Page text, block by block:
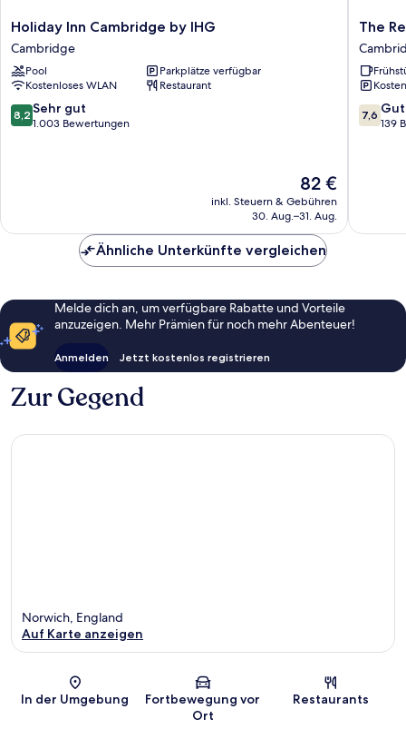
Holiday
Inn
Cambridge
by
IHG
Cambridge
Holiday Inn Cambridge by IHG
Cambridge
Pool
Parkplätze verfügbar
Kostenloses WLAN
Restaurant
8.2
von
8,2 Sehr gut
1.003 Bewertungen
Der
Preis
beträgt
82 €
inkl. Steuern & Gebühren
30. Aug.–31. Aug.
The
Red
Lion
The
7.6
von
7,6 Gut
139
Ähnliche Unterkünfte vergleichen
Melde dich an, um verfügbare Rabatte und Vorteile
anzuzeigen. Mehr Prämien für noch mehr Abenteuer!
Anmelden Jetzt kostenlos registrieren
Zur Gegend
Karte
Norwich, England
Auf Karte anzeigen
In der Umgebung
Fortbewegung vor
Ort
Restaurants